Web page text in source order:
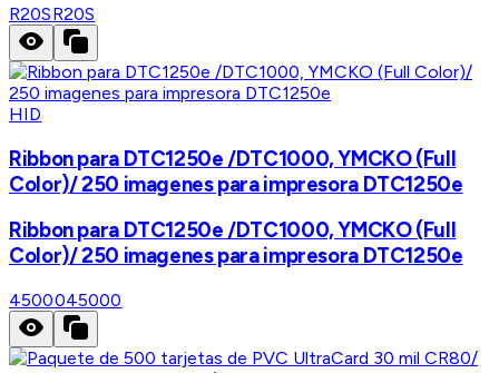
R20SR20S
HID
Ribbon para DTC1250e /DTC1000, YMCKO (Full
Color)/ 250 imagenes para impresora DTC1250e
Ribbon para DTC1250e /DTC1000, YMCKO (Full
Color)/ 250 imagenes para impresora DTC1250e
4500045000